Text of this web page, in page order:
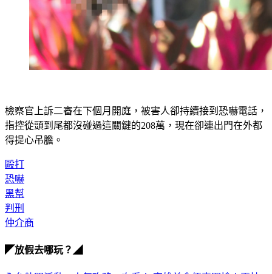
檢察官上訴二審在下個月開庭，被害人卻持續接到恐嚇電話，
指控從頭到尾都沒碰過這關鍵的208萬，現在卻連出門在外都
得提心吊膽。
毆打
恐嚇
黑幫
判刑
仲介商
◤放假去哪玩？◢